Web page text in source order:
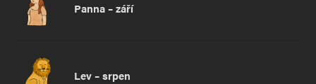
Panna – září
Lev – srpen